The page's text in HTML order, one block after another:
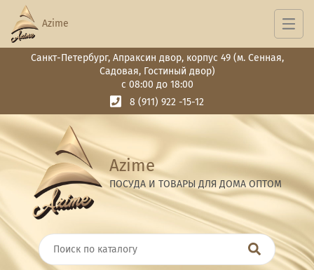
Санкт-Петербург, Апраксин двор, корпус 49 (м. Сенная,
Садовая, Гостиный двор)
с 08:00 до 18:00
8 (911) 922 -15-12
Azime
ПОСУДА И ТОВАРЫ ДЛЯ ДОМА ОПТОМ
Azime